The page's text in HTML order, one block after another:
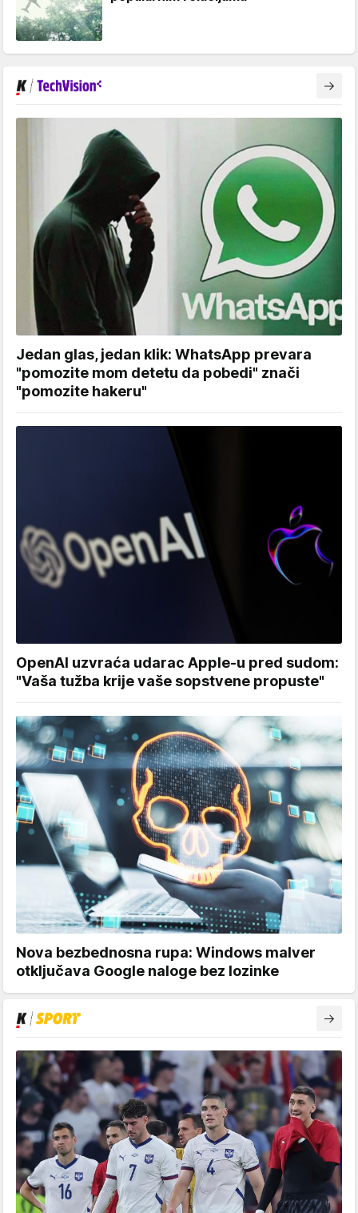
Jedan glas, jedan klik: WhatsApp prevara
"pomozite mom detetu da pobedi" znači
"pomozite hakeru"
OpenAI uzvraća udarac Apple-u pred sudom:
"Vaša tužba krije vaše sopstvene propuste"
Nova bezbednosna rupa: Windows malver
otključava Google naloge bez lozinke